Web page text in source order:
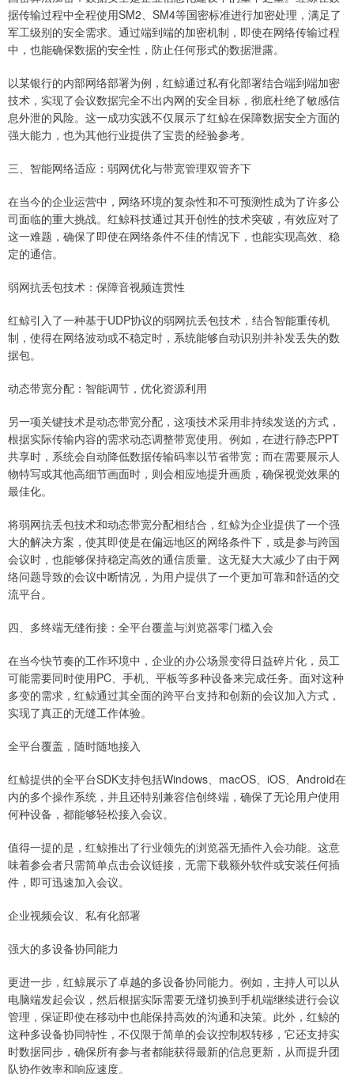
据传输过程中全程使用SM2、SM4等国密标准进行加密处理，满足了
军工级别的安全需求。通过端到端的加密机制，即使在网络传输过程
中，也能确保数据的安全性，防止任何形式的数据泄露。
以某银行的内部网络部署为例，红鲸通过私有化部署结合端到端加密
技术，实现了会议数据完全不出内网的安全目标，彻底杜绝了敏感信
息外泄的风险。这一成功实践不仅展示了红鲸在保障数据安全方面的
强大能力，也为其他行业提供了宝贵的经验参考。
三、智能网络适应：弱网优化与带宽管理双管齐下
在当今的企业运营中，网络环境的复杂性和不可预测性成为了许多公
司面临的重大挑战。红鲸科技通过其开创性的技术突破，有效应对了
这一难题，确保了即使在网络条件不佳的情况下，也能实现高效、稳
定的通信。
弱网抗丢包技术：保障音视频连贯性
红鲸引入了一种基于UDP协议的弱网抗丢包技术，结合智能重传机
制，使得在网络波动或不稳定时，系统能够自动识别并补发丢失的数
据包。
动态带宽分配：智能调节，优化资源利用
另一项关键技术是动态带宽分配，这项技术采用非持续发送的方式，
根据实际传输内容的需求动态调整带宽使用。例如，在进行静态PPT
共享时，系统会自动降低数据传输码率以节省带宽；而在需要展示人
物特写或其他高细节画面时，则会相应地提升画质，确保视觉效果的
最佳化。
将弱网抗丢包技术和动态带宽分配相结合，红鲸为企业提供了一个强
大的解决方案，使其即使是在偏远地区的网络条件下，或是参与跨国
会议时，也能够保持稳定高效的通信质量。这无疑大大减少了由于网
络问题导致的会议中断情况，为用户提供了一个更加可靠和舒适的交
流平台。
四、多终端无缝衔接：全平台覆盖与浏览器零门槛入会
在当今快节奏的工作环境中，企业的办公场景变得日益碎片化，员工
可能需要同时使用PC、手机、平板等多种设备来完成任务。面对这种
多变的需求，红鲸通过其全面的跨平台支持和创新的会议加入方式，
实现了真正的无缝工作体验。
全平台覆盖，随时随地接入
红鲸提供的全平台SDK支持包括Windows、macOS、iOS、Android在
内的多个操作系统，并且还特别兼容信创终端，确保了无论用户使用
何种设备，都能够轻松接入会议。
值得一提的是，红鲸推出了行业领先的浏览器无插件入会功能。这意
味着参会者只需简单点击会议链接，无需下载额外软件或安装任何插
件，即可迅速加入会议。
企业视频会议、私有化部署
强大的多设备协同能力
更进一步，红鲸展示了卓越的多设备协同能力。例如，主持人可以从
电脑端发起会议，然后根据实际需要无缝切换到手机端继续进行会议
管理，保证即使在移动中也能保持高效的沟通和决策。此外，红鲸的
这种多设备协同特性，不仅限于简单的会议控制权转移，它还支持实
时数据同步，确保所有参与者都能获得最新的信息更新，从而提升团
队协作效率和响应速度。